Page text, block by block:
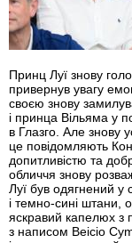
Принц Луї знову
привернув увагу
своєю знову
і принца Вільяма у
в Глазго. Але знову
це повідомляють
допитливістю та
обличчя знову
Луї був одягнений у
і темно-сині штани,
яскравий капелюх з
з написом Beicio